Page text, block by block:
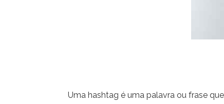
Uma hashtag é uma palavra ou frase